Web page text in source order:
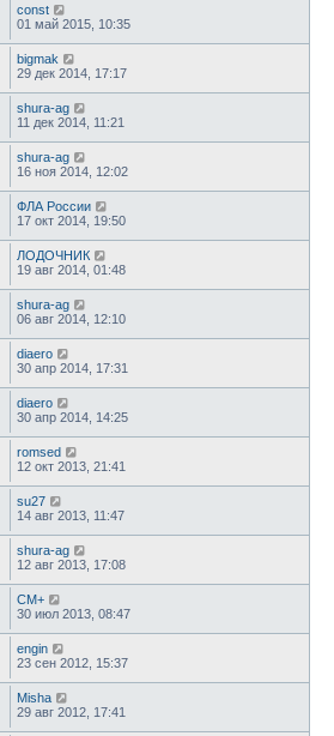
const
01 май 2015, 10:35
bigmak
29 дек 2014, 17:17
shura-ag
11 дек 2014, 11:21
shura-ag
16 ноя 2014, 12:02
ФЛА России
17 окт 2014, 19:50
ЛОДОЧНИК
19 авг 2014, 01:48
shura-ag
06 авг 2014, 12:10
diaero
30 апр 2014, 17:31
diaero
30 апр 2014, 14:25
romsed
12 окт 2013, 21:41
su27
14 авг 2013, 11:47
shura-ag
12 авг 2013, 17:08
CM+
30 июл 2013, 08:47
engin
23 сен 2012, 15:37
Misha
29 авг 2012, 17:41